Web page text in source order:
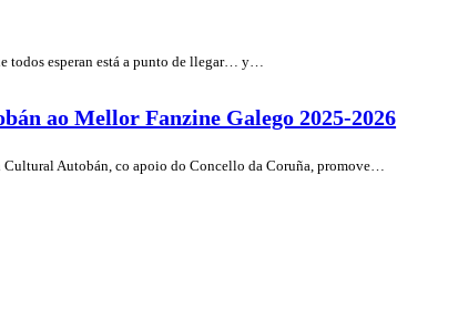
todos esperan está a punto de llegar… y…
ao Mellor Fanzine Galego 2025-2026
Autobán, co apoio do Concello da Coruña, promove…